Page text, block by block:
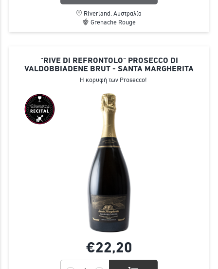
Riverland, Αυστραλία
Grenache Rouge
"RIVE DI REFRONTOLO" PROSECCO DI
VALDOBBIADENE BRUT - SANTA MARGHERITA
Η κορυφή των Prosecco!
€22,20